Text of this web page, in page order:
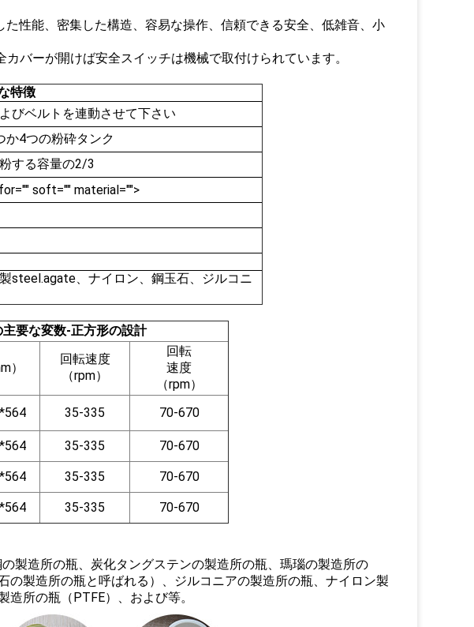
性能、密集した構造、容易な操作、信頼できる安全、低雑音、小
バーが開けば安全スイッチは機械で取付けられています。
特徴
びベルトを連動させて下さい
か4つの粉砕タンク
する容量の2/3
soft="" material="">
steel.agate、ナイロン、鋼玉石、ジルコニ
要な変数-正方形の設計
）
回転速度
（rpm）
回転
速度
（rpm）
35-335 70-670
35-335 70-670
35-335 70-670
35-335
70-670
製造所の瓶、炭化タングステンの製造所の瓶、瑪瑙の製造所の
の製造所の瓶と呼ばれる）、ジルコニアの製造所の瓶、ナイロン製
所の瓶（PTFE）、および等。